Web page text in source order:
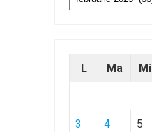
L Ma Mi
3 4 5